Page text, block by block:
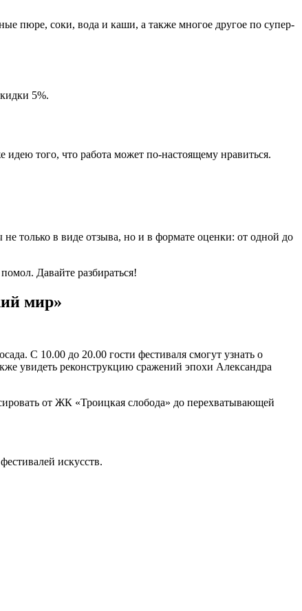
пюре, соки, вода и каши, а также многое другое по супер-
5%.
того, что работа может по-настоящему нравиться.
только в виде отзыва, но и в формате оценки: от одной до
Давайте разбираться!
мир»
С 10.00 до 20.00 гости фестиваля смогут узнать о
увидеть реконструкцию сражений эпохи Александра
от ЖК «Троицкая слобода» до перехватывающей
искусств.